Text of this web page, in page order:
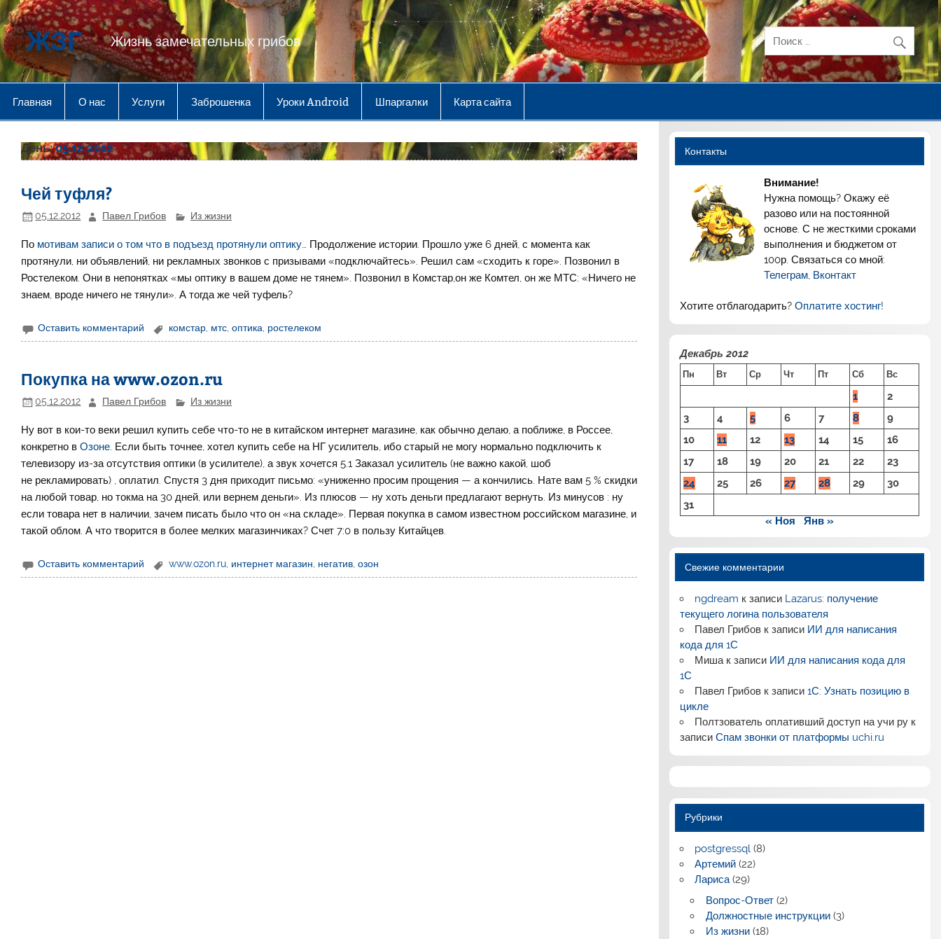
Перейти
к
содержимому
ЖЗГ Жизнь замечательных грибов
Главная О нас Услуги Заброшенка Уроки Android Шпаргалки Карта сайта
День:05.12.2012
Чей туфля?
05.12.2012 Павел Грибов Из жизни
По мотивам записи о том что в подъезд протянули оптику… Продолжение истории. Прошло уже 6 дней, с момента как
протянули, ни объявлений, ни рекламных звонков с призывами «подключайтесь». Решил сам «сходить к горе». Позвонил в
Ростелеком. Они в непонятках «мы оптику в вашем доме не тянем». Позвонил в Комстар,он же Комтел, он же МТС: «Ничего не
знаем, вроде ничего не тянули». А тогда же чей туфель?
Оставить комментарий комстар, мтс,оптика, ростелеком
Покупка на www.ozon.ru
05.12.2012 Павел Грибов Из жизни
Ну вот в кои-то веки решил купить себе что-то не в китайском интернет магазине, как обычно делаю, а поближе, в Россее,
конкретно вОзоне. Если быть точнее, хотел купить себе на НГ усилитель, ибо старый не могу нормально подключить к
телевизору из-за отсутствия оптики (в усилителе), а звук хочется 5.1 Заказал усилитель (не важно какой, шоб
не рекламировать) , оплатил. Спустя 3 дня приходит письмо: «униженно просим прощения — а кончились. Нате вам 5 % скидки
на любой товар, но токма на 30 дней, или вернем деньги». Из плюсов — ну хоть деньги предлагают вернуть. Из минусов : ну
если товара нет в наличии, зачем писать было что он «на складе». Первая покупка в самом известном российском магазине, и
такой облом. А что творится в более мелких магазинчиках? Счет 7:0 в пользу Китайцев.
Оставить комментарий www.ozon.ru, интернет магазин, негатив,озон
Контакты
Внимание!
Нужна помощь? Окажу её
разово или на постоянной
основе. С не жесткими сроками
выполнения и бюджетом от
100р. Связаться со мной:
Телеграм Вконтакт
Хотите отблагодарить?Оплатите хостинг!
Декабрь 2012
Пн Вт Ср Чт Пт Сб Вс
1
2
3
4 5 6 7 8
9
10
11 12 13 14 15
16
17
18 19 20 21 22
23
24
25 26 27 28 29
30
31
« Ноя
Янв »
Свежие комментарии
ngdream к записи Lazarus: получение
текущего логина пользователя
Павел Грибов к записи ИИ для написания
кода для 1С
Мишак записи ИИ для написания кода для
1С
Павел Грибов к записи1С: Узнать позицию в
цикле
Полтзователь оплативший доступ на учи ру к
записиСпам звонки от платформы uchi.ru
Рубрики
postgressql (8)
Артемий (22)
Лариса(29)
Вопрос-Ответ(2)
Должностные инструкции(3)
Из жизни(18)